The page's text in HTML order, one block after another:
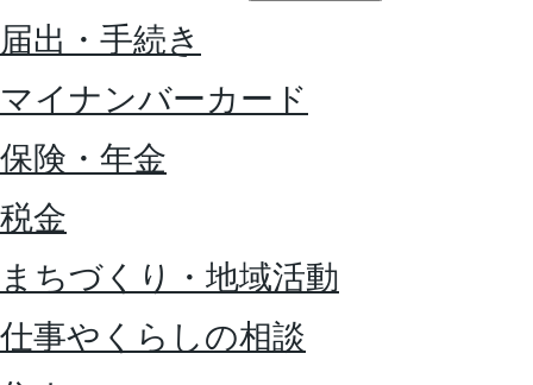
届出・手続き
マイナンバーカード
保険・年金
税金
まちづくり・地域活動
仕事やくらしの相談